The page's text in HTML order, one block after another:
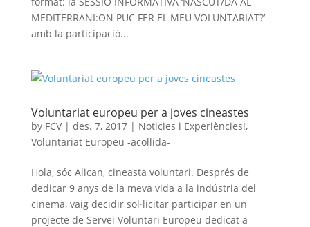
MEDITERRANI:ON PUC FER EL MEU VOLUNTARIAT?’
amb la participació...
Voluntariat europeu per a joves cineastes
by FCV| des. 7, 2017| Noticies i Experiències!,
Voluntariat Europeu -acollida-
Hola, sóc Alican, cineasta voluntari. Després de
dedicar 9 anys de la meva vida a la indústria del
cinema, vaig decidir sol·licitar participar en un
projecte de Servei Voluntari Europeu dedicat a